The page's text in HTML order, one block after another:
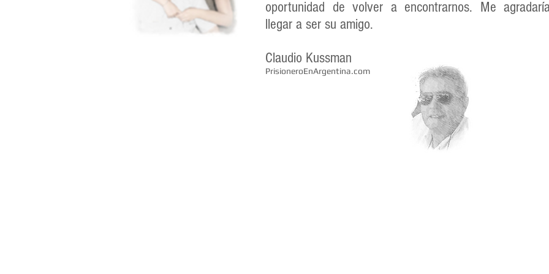
oportunidad de volver a encontrarnos. Me
llegar a ser su amigo.
Claudio Kussman
PrisioneroEnArgentina.com